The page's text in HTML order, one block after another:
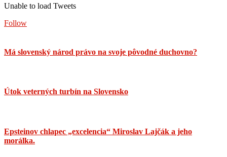
Unable to load Tweets
Follow
Má slovenský národ právo na svoje pôvodné duchovno?
Útok veterných turbín na Slovensko
Epsteinov chlapec „excelencia“ Miroslav Lajčák a jeho
morálka.